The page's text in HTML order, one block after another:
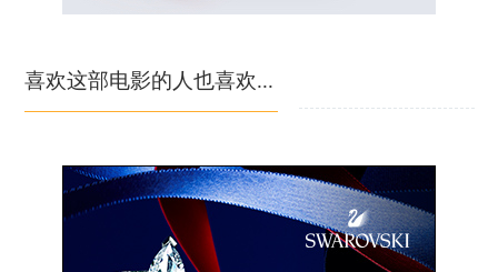
喜欢这部电影的人也喜欢...